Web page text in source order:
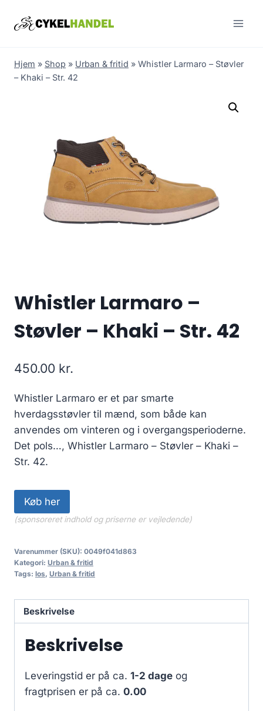
Hjem » Shop » Urban & fritid » Whistler Larmaro – Støvler
– Khaki – Str. 42
Whistler Larmaro –
Støvler – Khaki – Str. 42
450.00 kr.
Whistler Larmaro er et par smarte
hverdagsstøvler til mænd, som både kan
anvendes om vinteren og i overgangsperioderne.
Det pols…, Whistler Larmaro – Støvler – Khaki –
Str. 42.
Køb her
(sponsoreret indhold og priserne er vejledende)
Varenummer (SKU): 0049f041d863
Kategori: Urban & fritid
Tags: los, Urban & fritid
Beskrivelse
Beskrivelse
Leveringstid er på ca. 1-2 dage og
fragtprisen er på ca. 0.00